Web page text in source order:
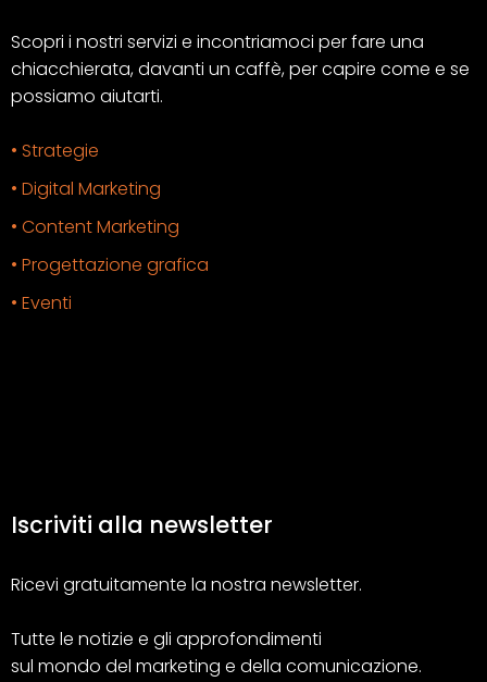
Scopri i nostri servizi e incontriamoci per fare una
chiacchierata, davanti un caffè, per capire come e se
possiamo aiutarti.
• Strategie
• Digital Marketing
• Content Marketing
• Progettazione grafica
• Eventi
Iscriviti alla newsletter
Ricevi gratuitamente la nostra newsletter.
Tutte le notizie e gli approfondimenti
sul mondo del marketing e della comunicazione.